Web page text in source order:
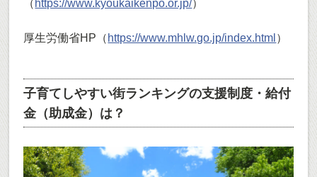
（ https://www.kyoukaikenpo.or.jp/）
厚生労働省HP（ https://www.mhlw.go.jp/index.html ）
子育てしやすい街ランキングの支援制度・給付
金（助成金）は？